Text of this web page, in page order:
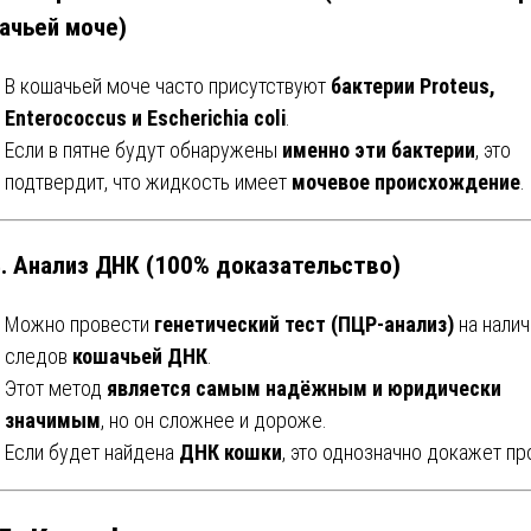
моче)
В кошачьей моче часто присутствуют бактерии Proteus,
Enterococcus и Escherichia coli
Если в пятне будут обнаружены именно эти бактерии, это
подтвердит, что жидкость имеет мочевое происхождение
Анализ ДНК (100% доказательство)
Можно провести генетический тест (ПЦР-анализ) на
следов кошачьей ДНК
Этот метод является самым надёжным и юридически
значимым, но он сложнее и дороже.
Если будет найдена ДНК кошки, это однозначно докажет